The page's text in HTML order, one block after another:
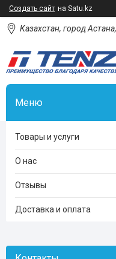
Создать сайт на Satu.kz
Казахстан, город
Товары и услуги
О нас
Отзывы
Доставка и оплата